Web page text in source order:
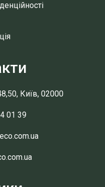
Київ, 02000
01 39